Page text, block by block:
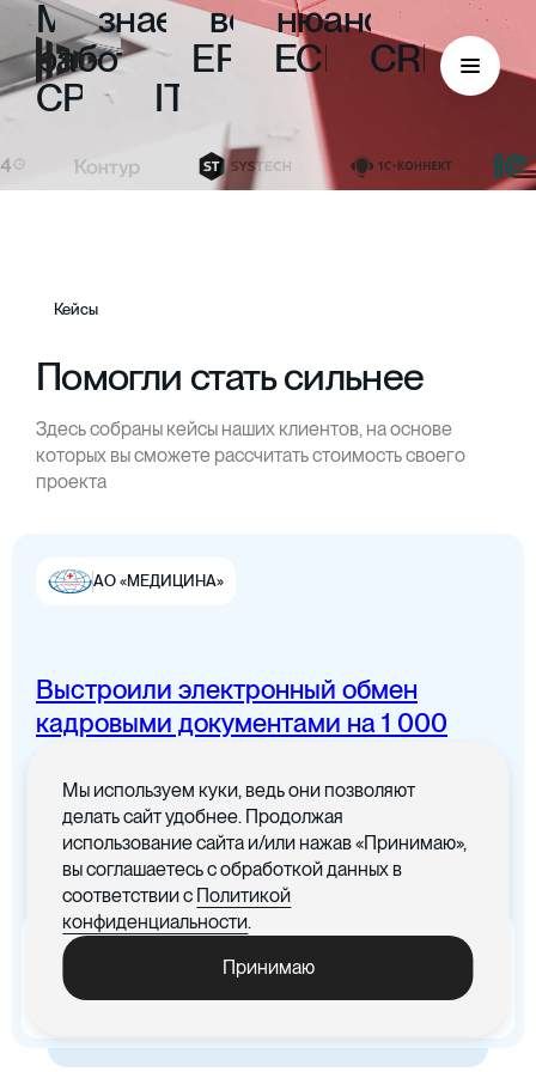
Мызнаемвсенюансы
работыс ERP, ECM,
CRM,
CPM
ITIL
ECM
Цифровая канцелярия
Цифровые договоры
Цифровая бухгалтерия
Кейсы
Помогли стать сильнее
Здесь собраны кейсы наших клиентов, на основе
которых вы сможете рассчитать стоимость своего
проекта
АО «МЕДИЦИНА»
Выстроили электронный обмен
кадровыми документами на 1 000
Все документы в одном месте с
понятным интерфейсом
x5
Ускорились процедуры
обработки документов
-30%
издержки, связанные с печатью
Мы используем куки, ведь они позволяют
делать сайт удобнее. Продолжая
использование сайта и/или нажав «Принимаю»,
вы соглашаетесь с обработкой данных в
соответствии с Политикой
конфиденциальности.
Принимаю